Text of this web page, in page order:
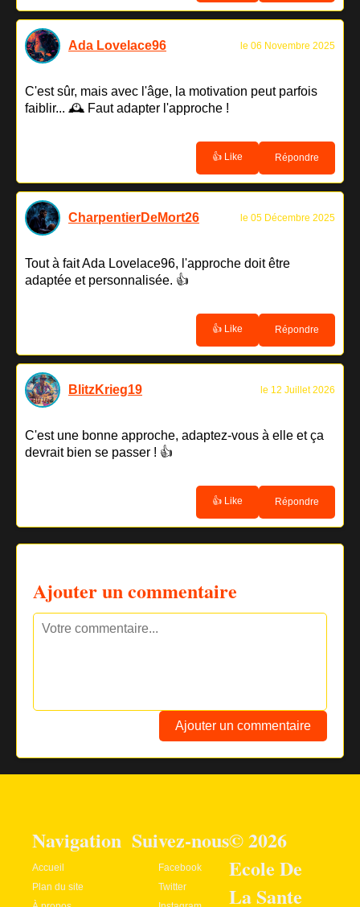
Ada Lovelace96 le 06 Novembre 2025
C'est sûr, mais avec l'âge, la motivation peut parfois
faiblir... 🕰️ Faut adapter l'approche !
👍 Like Répondre
CharpentierDeMort26 le 05 Décembre 2025
Tout à fait Ada Lovelace96, l'approche doit être
adaptée et personnalisée. 👍
👍 Like Répondre
BlitzKrieg19 le 12 Juillet 2026
C'est une bonne approche, adaptez-vous à elle et ça
devrait bien se passer ! 👍
👍 Like Répondre
Ajouter un commentaire
Ajouter un commentaire
Navigation
Accueil
Plan du site
Suivez-nous
Facebook
Twitter
© 2026
Ecole De
La Sante